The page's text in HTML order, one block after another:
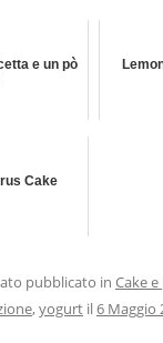
e un pò
Cake
pubblicato in Cake
,yogurt il6 Maggio